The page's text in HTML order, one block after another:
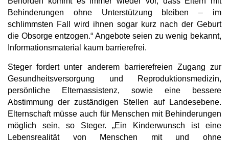
Behinderungen ohne Unterstützung bleiben – im
schlimmsten Fall wird ihnen sogar kurz nach der Geburt
die Obsorge entzogen.“ Angebote seien zu wenig bekannt,
Informationsmaterial kaum barrierefrei.
Steger fordert unter anderem barrierefreien Zugang zur
Gesundheitsversorgung und Reproduktionsmedizin,
persönliche Elternassistenz, sowie eine bessere
Abstimmung der zuständigen Stellen auf Landesebene.
Elternschaft müsse auch für Menschen mit Behinderungen
möglich sein, so Steger. „Ein Kinderwunsch ist eine
Lebensrealität von Menschen mit und ohne